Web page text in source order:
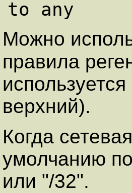
Можно
пpавила
веpхний).
Когда
умолчанию
или "/32".